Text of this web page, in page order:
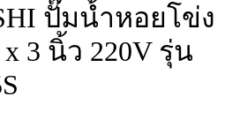
ปั๊มน้ำหอยโข่ง
3 นิ้ว 220V รุ่น